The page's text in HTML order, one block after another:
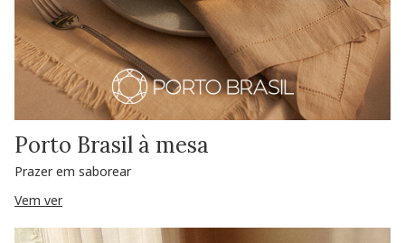
Porto Brasil à mesa
Prazer em saborear
Vem ver